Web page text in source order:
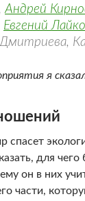
Андрей
Евгений
я
спасет
для
он в них
части,